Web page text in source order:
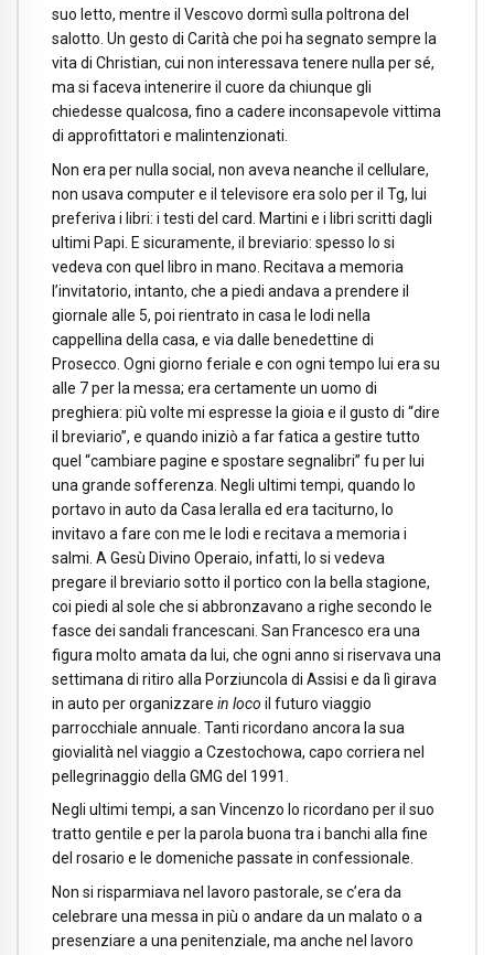
suo letto, mentre il Vescovo dormì sulla poltrona del
salotto. Un gesto di Carità che poi ha segnato sempre la
vita di Christian, cui non interessava tenere nulla per sé,
ma si faceva intenerire il cuore da chiunque gli
chiedesse qualcosa, fino a cadere inconsapevole vittima
di approfittatori e malintenzionati.
Non era per nulla social, non aveva neanche il cellulare,
non usava computer e il televisore era solo per il Tg, lui
preferiva i libri: i testi del card. Martini e i libri scritti dagli
ultimi Papi. E sicuramente, il breviario: spesso lo si
vedeva con quel libro in mano. Recitava a memoria
l’invitatorio, intanto, che a piedi andava a prendere il
giornale alle 5, poi rientrato in casa le lodi nella
cappellina della casa, e via dalle benedettine di
Prosecco. Ogni giorno feriale e con ogni tempo lui era su
alle 7 per la messa; era certamente un uomo di
preghiera: più volte mi espresse la gioia e il gusto di “dire
il breviario”, e quando iniziò a far fatica a gestire tutto
quel “cambiare pagine e spostare segnalibri” fu per lui
una grande sofferenza. Negli ultimi tempi, quando lo
portavo in auto da Casa Ieralla ed era taciturno, lo
invitavo a fare con me le lodi e recitava a memoria i
salmi. A Gesù Divino Operaio, infatti, lo si vedeva
pregare il breviario sotto il portico con la bella stagione,
coi piedi al sole che si abbronzavano a righe secondo le
fasce dei sandali francescani. San Francesco era una
figura molto amata da lui, che ogni anno si riservava una
settimana di ritiro alla Porziuncola di Assisi e da lì girava
in auto per organizzare in loco il futuro viaggio
parrocchiale annuale. Tanti ricordano ancora la sua
giovialità nel viaggio a Czestochowa, capo corriera nel
pellegrinaggio della GMG del 1991.
Negli ultimi tempi, a san Vincenzo lo ricordano per il suo
tratto gentile e per la parola buona tra i banchi alla fine
del rosario e le domeniche passate in confessionale.
Non si risparmiava nel lavoro pastorale, se c’era da
celebrare una messa in più o andare da un malato o a
presenziare a una penitenziale, ma anche nel lavoro